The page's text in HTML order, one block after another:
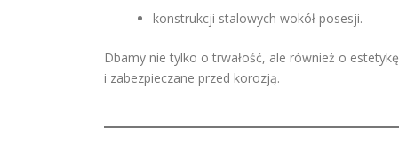
konstrukcji stalowych wokół posesji.
Dbamy nie tylko o trwałość, ale również o
i zabezpieczane przed korozją.